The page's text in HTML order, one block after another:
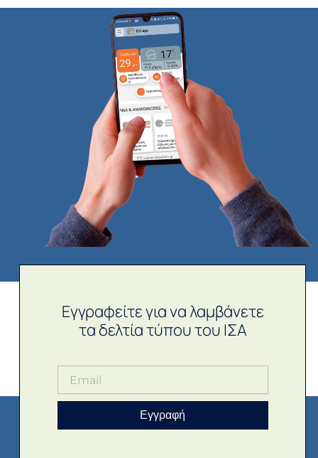
Εγγραφείτε για να λαμβάνετε
τα δελτία τύπου του ΙΣΑ
Εγγραφή